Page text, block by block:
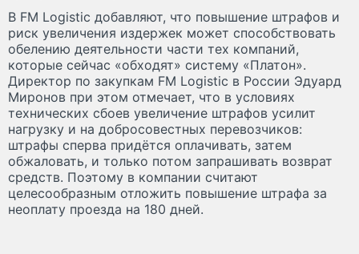
В FM Logistic добавляют, что повышение штрафов и
риск увеличения издержек может способствовать
обелению деятельности части тех компаний,
которые сейчас «обходят» систему «Платон».
Директор по закупкам FM Logistic в России Эдуард
Миронов при этом отмечает, что в условиях
технических сбоев увеличение штрафов усилит
нагрузку и на добросовестных перевозчиков:
штрафы сперва придётся оплачивать, затем
обжаловать, и только потом запрашивать возврат
средств. Поэтому в компании считают
целесообразным отложить повышение штрафа за
неоплату проезда на 180 дней.